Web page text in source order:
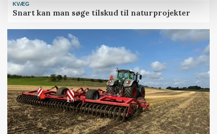
KVÆG
Snart kan man søge tilskud til naturprojekter